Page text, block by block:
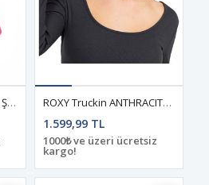
Wimbledon Cap Pembe Şapka ROXY Truckin ANTHRACITE KADIN ŞAPKA
1.599,99 TL
1000₺ ve üzeri ücretsiz
kargo!